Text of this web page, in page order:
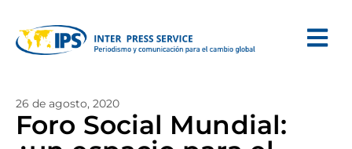
26 de agosto, 2020
Foro Social Mundial: